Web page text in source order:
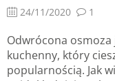
24/11/2020 1
Odwrócona osmoza
kuchenny, który
popularnością. Jak